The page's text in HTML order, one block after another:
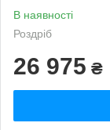
В наявності
Роздріб
26 975 ₴